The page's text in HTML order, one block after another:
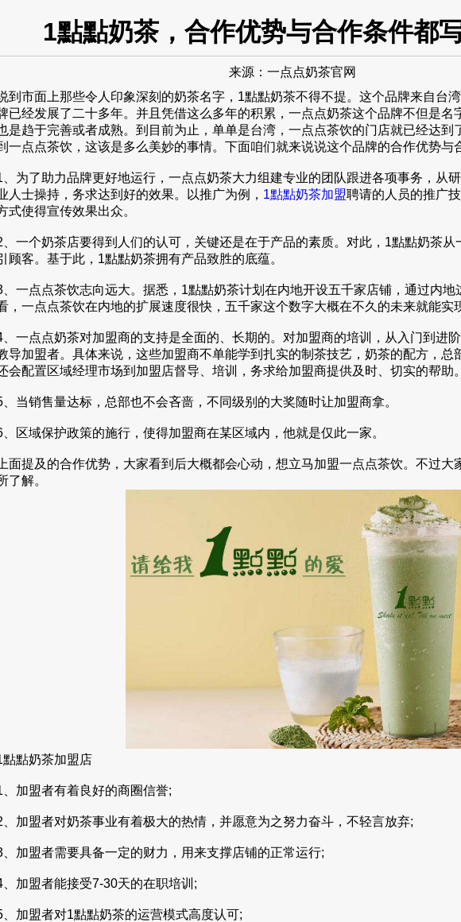
1點點奶茶，合作优势与合作条件都
来源： 一点点奶茶官网
市面上那些令人印象深刻的奶茶名字，1點點奶茶不得不提。这个品牌来自台
已经发展了二十多年。并且凭借这么多年的积累，一点点奶茶这个品牌不但是名
是趋于完善或者成熟。到目前为止，单单是台湾，一点点茶饮的门店就已经达到
一点点茶饮，这该是多么美妙的事情。下面咱们就来说说这个品牌的合作优势与
了助力品牌更好地运行，一点点奶茶大力组建专业的团队跟进各项事务，从
人士操持，务求达到好的效果。以推广为例， 1點點奶茶加盟聘请的人员的推广
式使得宣传效果出众。
个奶茶店要得到人们的认可，关键还是在于产品的素质。对此，1點點奶茶从
顾客。基于此，1點點奶茶拥有产品致胜的底蕴。
点点茶饮志向远大。据悉，1點點奶茶计划在内地开设五千家店铺，通过内地
，一点点茶饮在内地的扩展速度很快，五千家这个数字大概在不久的未来就能实
点点奶茶对加盟商的支持是全面的、长期的。对加盟商的培训，从入门到进
导加盟者。具体来说，这些加盟商不单能学到扎实的制茶技艺，奶茶的配方，总
会配置区域经理市场到加盟店督导、培训，务求给加盟商提供及时、切实的帮助。
销售量达标，总部也不会吝啬，不同级别的大奖随时让加盟商拿。
域保护政策的施行，使得加盟商在某区域内，他就是仅此一家。
提及的合作优势，大家看到后大概都会心动，想立马加盟一点点茶饮。不过大
了解。
奶茶加盟店
盟者有着良好的商圈信誉;
盟者对奶茶事业有着极大的热情，并愿意为之努力奋斗，不轻言放弃;
盟者需要具备一定的财力，用来支撑店铺的正常运行;
盟者能接受7-30天的在职培训;
盟者对1點點奶茶的运营模式高度认可;